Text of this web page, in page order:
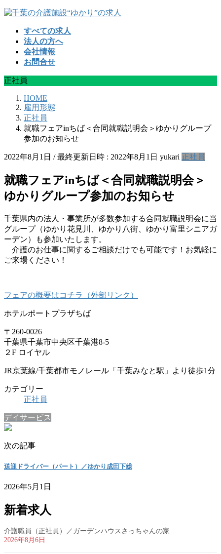
コ
ス
キ
ナ
ン
に
すべての求人
法人の方へ
会社情報
お問合せ
正社員
HOME
雇用形態
正社員
就職フェアinちば＜合同就職説明会＞ゆかりグループ
参加のお知らせ
2022年8月1日 / 最終更新日時 : 2022年8月1日 yukari 正社員
就職フェアinちば＜合同就職説明会＞
ゆかりグループ参加のお知らせ
千葉県内の法人・事業所が多数参加する合同就職説明会に当
グループ（ゆかり花見川、ゆかり八街、ゆかり富里シニアガ
ーデン）も参加いたします。
介護のお仕事に関するご相談だけでも可能です！お気軽に
ご来場ください！
フェアの概要はコチラ（外部リンク）
ホテルポートプラザちば
〒260-0026
千葉県千葉市中央区千葉港8-5
２F ロイヤル
JR京葉線/千葉都市モノレール「千葉みなと駅」より徒歩1分
カテゴリー
正社員
デイサービス
次の記事
送迎ドライバー（パート）／ゆかり成田下総
2026年5月1日
新着求人
介護職員（正社員）／ガーデンハウスさっちゃんの家
2026年8月6日